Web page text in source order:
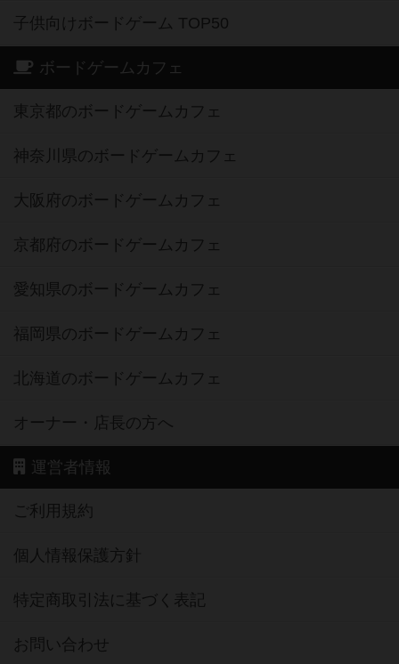
子供向けボードゲーム TOP50
ボードゲームカフェ
東京都のボードゲームカフェ
神奈川県のボードゲームカフェ
大阪府のボードゲームカフェ
京都府のボードゲームカフェ
愛知県のボードゲームカフェ
福岡県のボードゲームカフェ
北海道のボードゲームカフェ
オーナー・店長の方へ
運営者情報
ご利用規約
個人情報保護方針
特定商取引法に基づく表記
お問い合わせ